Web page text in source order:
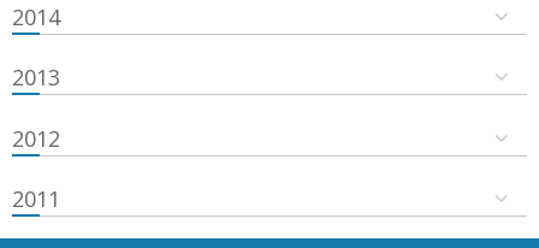
2014
2013
2012
2011